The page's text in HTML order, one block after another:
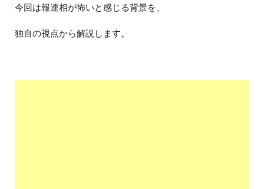
今回は報連相が怖いと感じる背景を、
独自の視点から解説します。